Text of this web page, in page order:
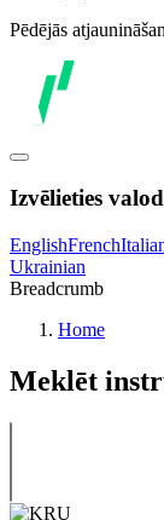
Pēdējās
Izvēlieties
EnglishFrench
Ukrainian
Breadcrumb
Home
Meklēt